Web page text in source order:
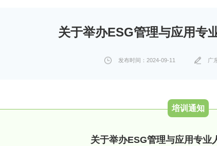
关于举办ESG管理与应用专
发布时间：2024-09-11 广
培训通知
关于举办ESG管理与应用专业